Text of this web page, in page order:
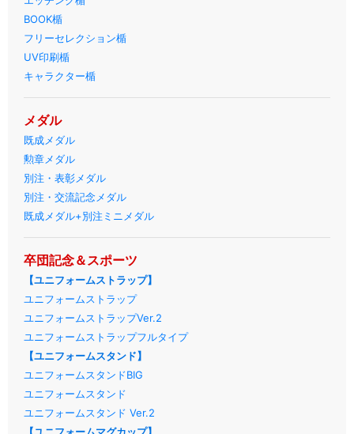
BOOK楯
フリーセレクション楯
UV印刷楯
キャラクター楯
メダル
既成メダル
勲章メダル
別注・表彰メダル
別注・交流記念メダル
既成メダル+別注ミニメダル
卒団記念＆スポーツ
【ユニフォームストラップ】
ユニフォームストラップ
ユニフォームストラップVer.2
ユニフォームストラップフルタイプ
【ユニフォームスタンド】
ユニフォームスタンドBIG
ユニフォームスタンド
ユニフォームスタンド Ver.2